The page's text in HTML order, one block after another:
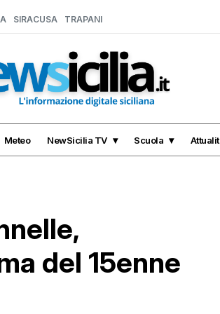
SIRACUSA TRAPANI
Meteo NewSicilia TV Scuola
del 15enne